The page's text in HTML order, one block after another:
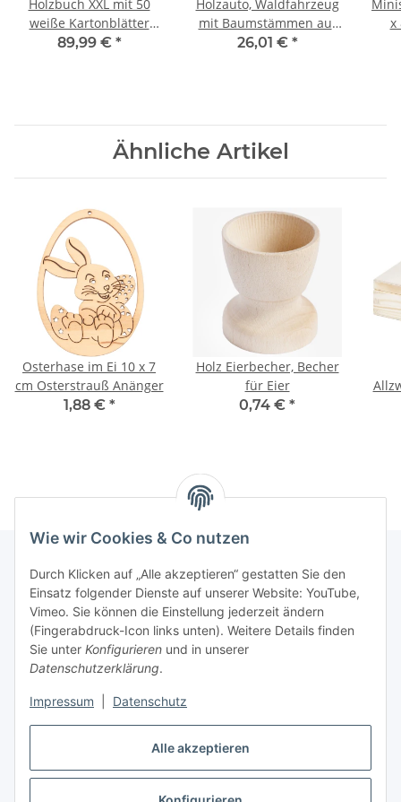
Alle akzeptieren
Wie wir Cookies & Co nutzen
Durch Klicken auf „Alle akzeptieren“ gestatten Sie den
Einsatz folgender Dienste auf unserer Website: YouTube,
Vimeo. Sie können die Einstellung jederzeit ändern
(Fingerabdruck-Icon links unten). Weitere Details finden
Sie unter Konfigurieren und in unserer
Datenschutzerklärung.
Impressum Datenschutz
Holzbuch XXL mit 50
weiße Kartonblätter
beidseitig klappbar
89,99 € *
Holzauto, Waldfahrzeug
mit Baumstämmen auf
Anhänger,
26,01 € *
x
Ähnliche Artikel
Osterhase im Ei 10 x 7
cm Osterstrauß Anänger
1,88 € *
Holz Eierbecher, Becher
für Eier
0,74 € *
Informationen
Gesetzliche Informationen